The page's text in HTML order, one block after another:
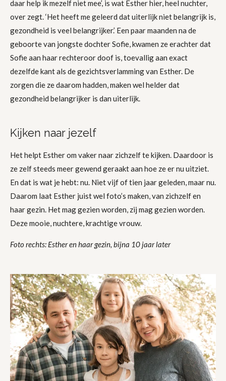
daar help ik mezelf niet mee’, is wat Esther hier, heel nuchter,
over zegt. ‘Het heeft me geleerd dat uiterlijk niet belangrijk is,
gezondheid is veel belangrijker.’ Een paar maanden na de
geboorte van jongste dochter Sofie, kwamen ze erachter dat
Sofie aan haar rechteroor doof is, toevallig aan exact
dezelfde kant als de gezichtsverlamming van Esther. De
zorgen die ze daarom hadden, maken wel helder dat
gezondheid belangrijker is dan uiterlijk.
Kijken naar jezelf
Het helpt Esther om vaker naar zichzelf te kijken. Daardoor is
ze zelf steeds meer gewend geraakt aan hoe ze er nu uitziet.
En dat is wat je hebt: nu. Niet vijf of tien jaar geleden, maar nu.
Daarom laat Esther juist wel foto’s maken, van zichzelf en
haar gezin. Het mag gezien worden, zij mag gezien worden.
Deze mooie, nuchtere, krachtige vrouw.
Foto rechts: Esther en haar gezin, bijna 10 jaar later